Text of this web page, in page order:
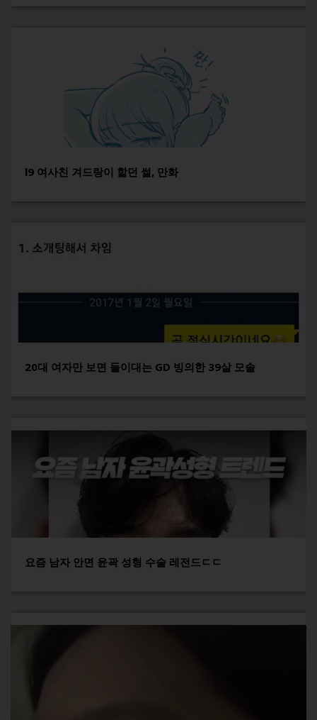
l9 여사친 겨드랑이 핥던 썰, 만화
20대 여자만 보면 들이대는 GD 빙의한 39살 모솔
요즘 남자 안면 윤곽 성형 수술 레전드ㄷㄷ